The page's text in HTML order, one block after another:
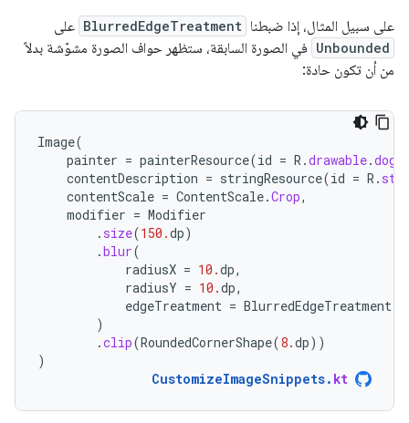
على سبيل المثال، إذا ضبطنا BlurredEdgeTreatment على
Unbounded في الصورة السابقة، ستظهر حواف الصورة مشوّشة بدلاً
من أن تكون حادة:
Image(
painter = painterResource(id = R .drawable.dog
contentDescription = stringResource(id = R .
contentScale = ContentScale.Crop,
modifier = Modifier
. size(150.dp)
.blur(
radiusX = 10.dp,
radiusY = 10.dp,
edgeTreatment = BlurredEdgeTreatment
)
.clip(RoundedCornerShape(8.dp))
)
CustomizeImageSnippets. kt